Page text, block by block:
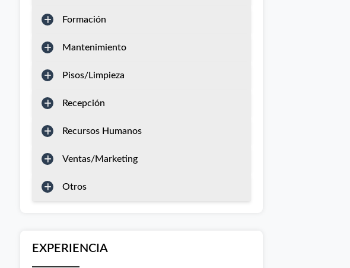
Formación
Mantenimiento
Pisos/Limpieza
Recepción
Recursos Humanos
Ventas/Marketing
Otros
EXPERIENCIA